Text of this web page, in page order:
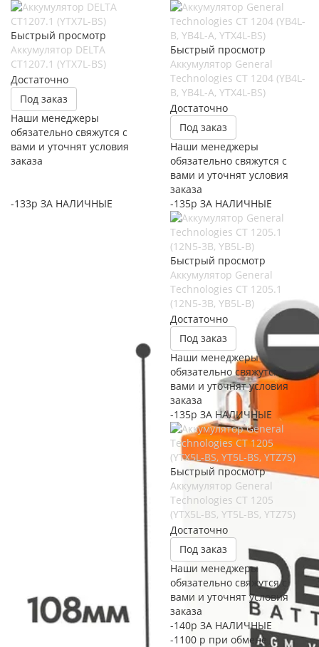
Быстрый просмотр
Аккумулятор DELTA
СТ1207.1 (YTX7L-BS)
Достаточно
Под заказ
Наши менеджеры
обязательно свяжутся с
вами и уточнят условия
заказа
Быстрый просмотр
Аккумулятор General
Technologies CT 1204 (YB4L-
B, YB4L-A, YTX4L-BS)
Достаточно
Под заказ
Наши менеджеры
обязательно свяжутся с
вами и уточнят условия
заказа
-133р ЗА НАЛИЧНЫЕ
-135р ЗА НАЛИЧНЫЕ
Быстрый просмотр
Аккумулятор General
Technologies CT 1205.1
(12N5-3B, YB5L-B)
Достаточно
Под заказ
Наши менеджеры
обязательно свяжутся с
вами и уточнят условия
заказа
-135р ЗА НАЛИЧНЫЕ
Быстрый просмотр
Аккумулятор General
Technologies CT 1205
(YTX5L-BS, YT5L-BS, YTZ7S)
Достаточно
Под заказ
Наши менеджеры
обязательно свяжутся с
вами и уточнят условия
заказа
-140р ЗА НАЛИЧНЫЕ
-1100 р при обмене